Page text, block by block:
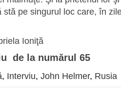
stă pe singurul loc care, în
Ioniţă
de la numărul 65
, Interviu, John Helmer, Rusia